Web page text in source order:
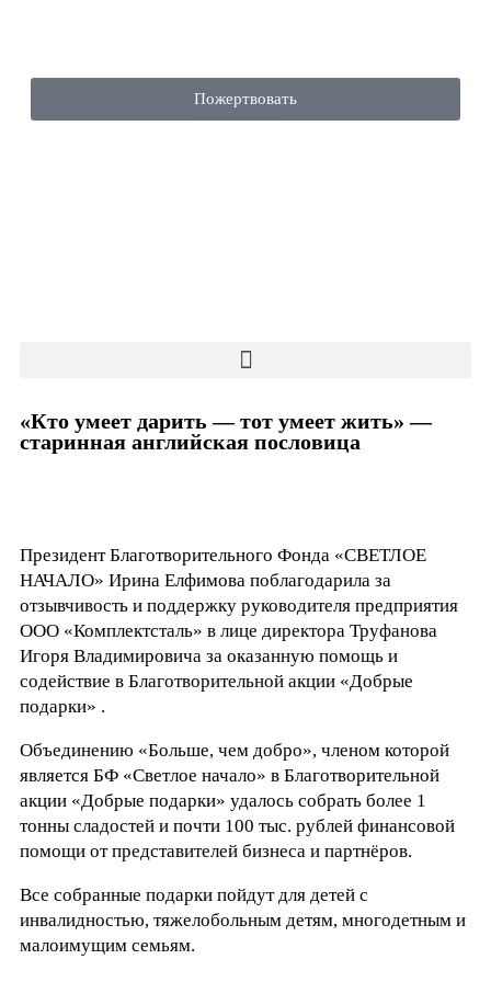
Пожертвовать
«Кто умеет дарить — тот умеет жить» —
старинная английская пословица
Президент Благотворительного Фонда «СВЕТЛОЕ
НАЧАЛО» Ирина Елфимова поблагодарила за
отзывчивость и поддержку руководителя предприятия
ООО «Комплектсталь» в лице директора Труфанова
Игоря Владимировича за оказанную помощь и
содействие в Благотворительной акции «Добрые
подарки» .
Объединению «Больше, чем добро», членом которой
является БФ «Светлое начало» в Благотворительной
акции «Добрые подарки» удалось собрать более 1
тонны сладостей и почти 100 тыс. рублей финансовой
помощи от представителей бизнеса и партнёров.
Все собранные подарки пойдут для детей с
инвалидностью, тяжелобольным детям, многодетным и
малоимущим семьям.